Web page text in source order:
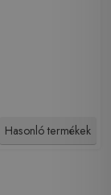
Hasonló termékek